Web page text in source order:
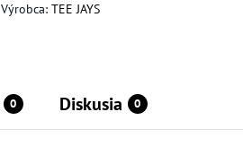
Výrobca: TEE JAYS
0 Diskusia 0